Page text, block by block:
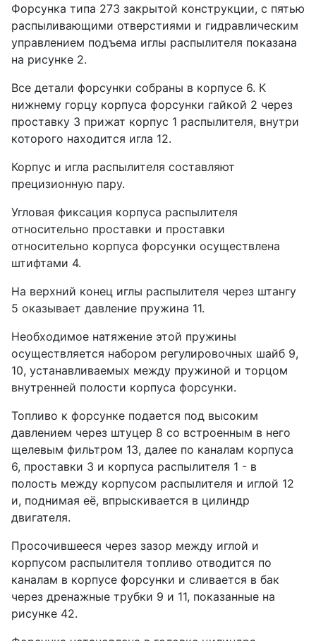
Форсунка типа 273 закрытой конструкции, с пятью
распыливающими отверстиями и гидравлическим
управлением подъема иглы распылителя показана
на рисунке 2.
Все детали форсунки собраны в корпусе 6. К
нижнему горцу корпуса форсунки гайкой 2 через
проставку 3 прижат корпус 1 распылителя, внутри
которого находится игла 12.
Корпус и игла распылителя составляют
прецизионную пару.
Угловая фиксация корпуса распылителя
относительно проставки и проставки
относительно корпуса форсунки осуществлена
штифтами 4.
На верхний конец иглы распылителя через штангу
5 оказывает давление пружина 11.
Необходимое натяжение этой пружины
осуществляется набором регулировочных шайб 9,
10, устанавливаемых между пружиной и торцом
внутренней полости корпуса форсунки.
Топливо к форсунке подается под высоким
давлением через штуцер 8 со встроенным в него
щелевым фильтром 13, далее по каналам корпуса
6, проставки 3 и корпуса распылителя 1 - в
полость между корпусом распылителя и иглой 12
и, поднимая её, впрыскивается в цилиндр
двигателя.
Просочившееся через зазор между иглой и
корпусом распылителя топливо отводится по
каналам в корпусе форсунки и сливается в бак
через дренажные трубки 9 и 11, показанные на
рисунке 42.